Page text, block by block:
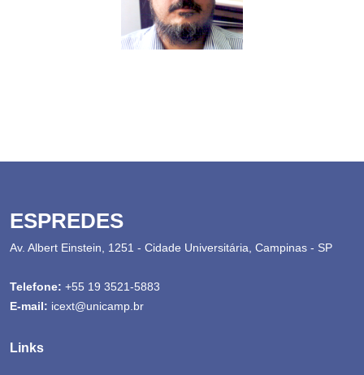
ESPREDES
Av. Albert Einstein, 1251 - Cidade Universitária, Campinas - SP
Telefone: +55 19 3521-5883
E-mail: icext@unicamp.br
Links